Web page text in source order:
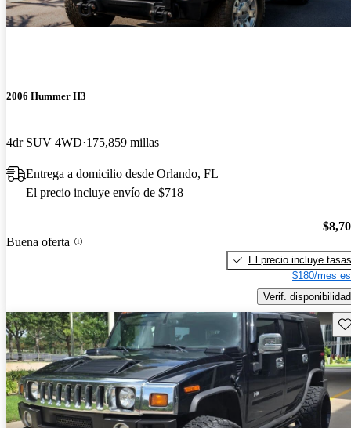
2006 Hummer H3
4dr SUV 4WD 175,859 millas
Entrega a domicilio desde Orlando, FL
El precio incluye envío de $718
Buena oferta
El precio incluye tasas
$180/mes
Verif. disponibilidad